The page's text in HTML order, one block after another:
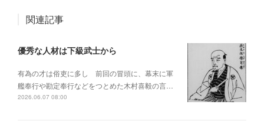
関連記事
優秀な人材は下級武士から
有為の才は俗吏に多し 前回の冒頭に、幕末に軍
艦奉行や勘定奉行などをつとめた木村喜毅の言…
2026.06.07 08:00